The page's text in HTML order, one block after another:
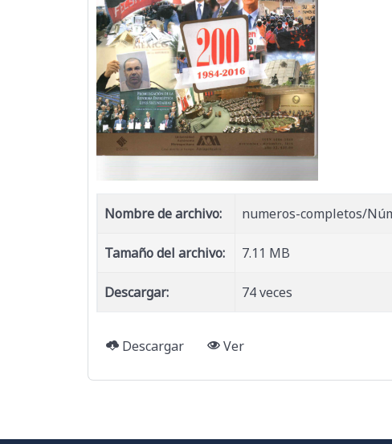
Nombre de archivo: numeros-completos/
Tamaño del archivo: 7.11 MB
Descargar: 74 veces
Descargar Ver